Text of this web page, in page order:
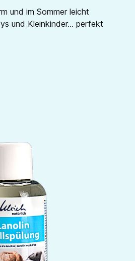
und im Sommer leicht
und Kleinkinder... perfekt